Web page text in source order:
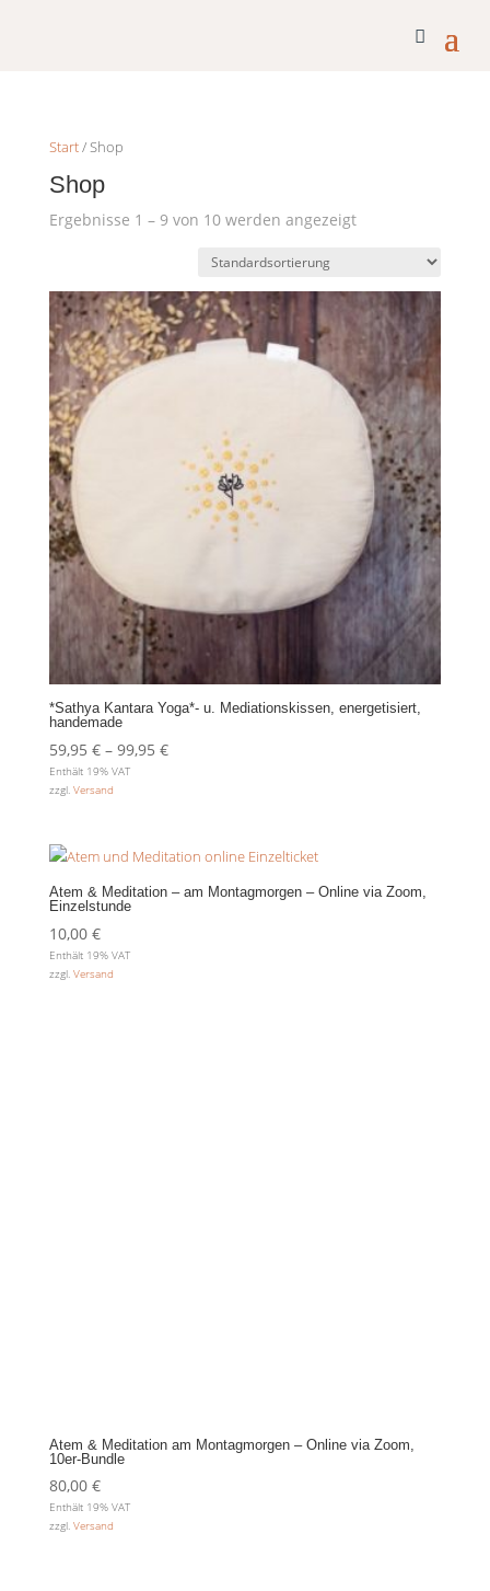
Start/ Shop
Shop
Ergebnisse 1 – 9 von 10 werden angezeigt
*Sathya Kantara Yoga*- u. Mediationskissen, energetisiert,
handemade
59,95 € – 99,95 €Preisspanne:
Enthält 19% VAT
zzgl. Versand
Atem & Meditation – am Montagmorgen – Online via Zoom,
Einzelstunde
10,00 €
Enthält 19% VAT
zzgl. Versand
Atem & Meditation am Montagmorgen – Online via Zoom,
10er-Bundle
80,00 €
Enthält 19% VAT
zzgl. Versand